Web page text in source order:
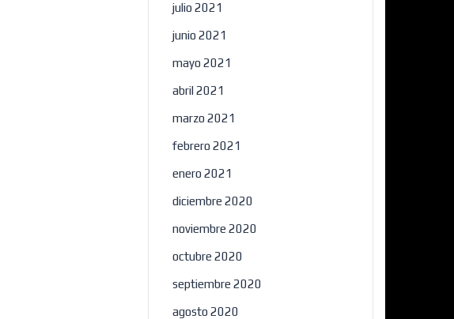
julio 2021
junio 2021
mayo 2021
abril 2021
marzo 2021
febrero 2021
enero 2021
diciembre 2020
noviembre 2020
octubre 2020
septiembre 2020
agosto 2020